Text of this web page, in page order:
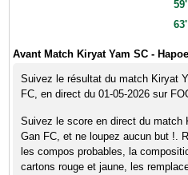
59'
63'
Avant Match Kiryat Yam SC -
Suivez le résultat du match Kiryat
FC, en direct du 01-05-2026 sur
Suivez le score en direct du match
Gan FC, et ne loupez aucun but !.
les compos probables, la
cartons rouge et jaune, les